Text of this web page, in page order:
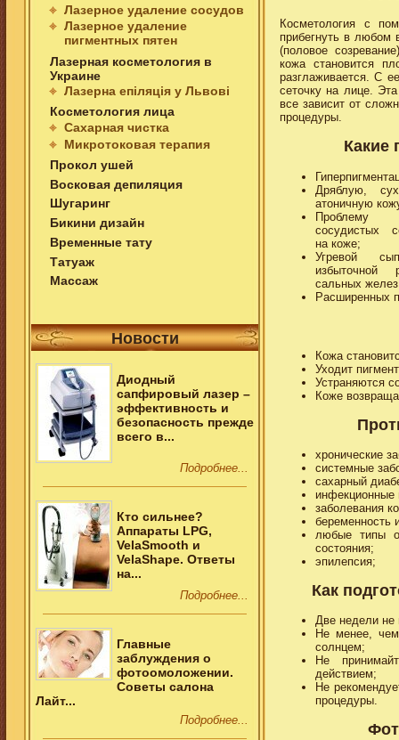
Лазерное удаление сосудов
Лазерное удаление
пигментных пятен
Лазерная косметология в
Украине
Лазерна епіляція у Львові
Косметология лица
Сахарная чистка
Микротоковая терапия
Прокол ушей
Восковая депиляция
Шугаринг
Бикини дизайн
Временные тату
Татуаж
Массаж
Новости
Диодный
сапфировый лазер –
эффективность и
безопасность прежде
всего в...
Подробнее...
Кто сильнее?
Аппараты LPG,
VelaSmooth и
VelaShape. Ответы
на...
Подробнее...
Главные
заблуждения о
фотоомоложении.
Советы салона
Лайт...
Подробнее...
Косметология с
прибегнуть в любом
(половое
кожа становится
разглаживается. С
сеточку на лице.
все зависит от
процедуры.
Какие
Дряблую,
атоничную
Проблему
сосудистых
на коже;
Угревой
избыточной
сальных
Расширенных
Кожа
Уходит
Устраняются
Коже
хронические
системные
сахарный
инфекционные
заболевания
беременность
любые типы
состояния;
эпилепсия;
Как
Две недели не
Не менее,
солнцем;
Не
действием;
Не
процедуры.